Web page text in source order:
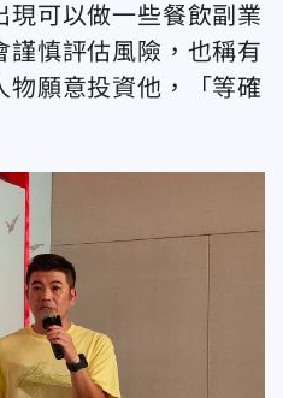
現可以做一些餐飲副業
謹慎評估風險，也稱有
物願意投資他，「等確